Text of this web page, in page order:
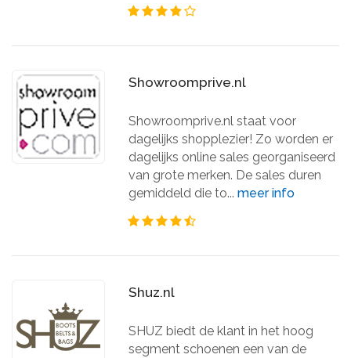
Showroomprive.nl
Showroomprive.nl staat voor
dagelijks shopplezier! Zo worden er
dagelijks online sales georganiseerd
van grote merken. De sales duren
gemiddeld die to...meer info
Shuz.nl
SHUZ biedt de klant in het hoog
segment schoenen een van de